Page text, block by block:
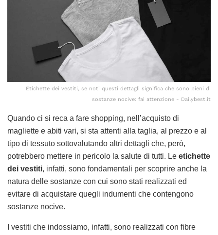
Etichette dei vestiti, se noti questi dettagli significa che sono pieni di
sostanze nocive: fai attenzione - Dailybest.it
Quando ci si reca a fare shopping, nell’acquisto di
magliette e abiti vari, si sta attenti alla taglia, al prezzo e al
tipo di tessuto sottovalutando altri dettagli che, però,
potrebbero mettere in pericolo la salute di tutti. Le etichette
dei vestiti, infatti, sono fondamentali per scoprire anche la
natura delle sostanze con cui sono stati realizzati ed
evitare di acquistare quegli indumenti che contengono
sostanze nocive.
I vestiti che indossiamo, infatti, sono realizzati con fibre